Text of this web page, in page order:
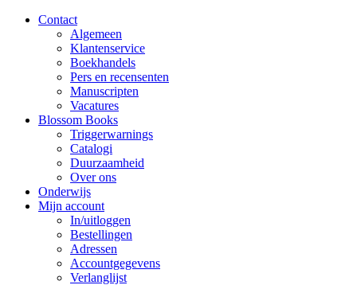
Contact
Algemeen
Klantenservice
Boekhandels
Pers en recensenten
Manuscripten
Vacatures
Blossom Books
Triggerwarnings
Catalogi
Duurzaamheid
Over ons
Onderwijs
Mijn account
In/uitloggen
Bestellingen
Adressen
Accountgegevens
Verlanglijst